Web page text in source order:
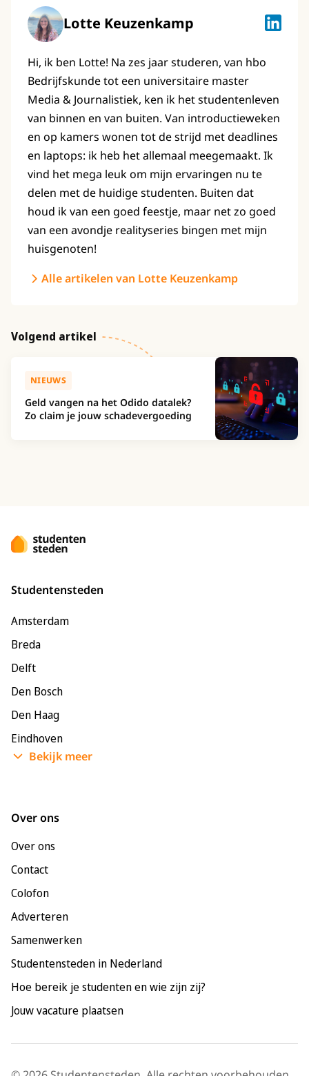
Lotte Keuzenkamp Lotte
Hi, ik ben Lotte! Na zes jaar studeren, van hbo
Bedrijfskunde tot een universitaire master
Media & Journalistiek, ken ik het studentenleven
van binnen en van buiten. Van introductieweken
en op kamers wonen tot de strijd met deadlines
en laptops: ik heb het allemaal meegemaakt. Ik
vind het mega leuk om mijn ervaringen nu te
delen met de huidige studenten. Buiten dat
houd ik van een goed feestje, maar net zo goed
van een avondje realityseries bingen met mijn
huisgenoten!
Alle artikelen van Lotte Keuzenkamp
Volgend artikel
NIEUWS
Geld vangen na het Odido datalek?
Zo claim je jouw schadevergoeding
Studentensteden
Amsterdam
Breda
Delft
Den Bosch
Den Haag
Eindhoven
Enschede
Bekijk meer
Over ons
Over ons
Contact
Colofon
Adverteren
Samenwerken
Studentensteden in Nederland
Hoe bereik je studenten en wie zijn zij?
Jouw vacature plaatsen